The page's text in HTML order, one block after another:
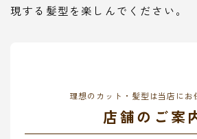
現する髪型を楽しんでください。
理想のカット・髪型は当店にお
店舗のご案